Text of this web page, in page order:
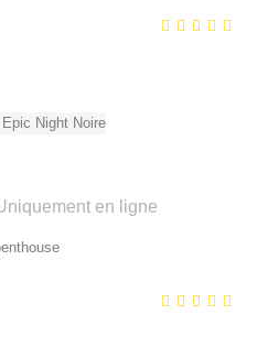
en ligne